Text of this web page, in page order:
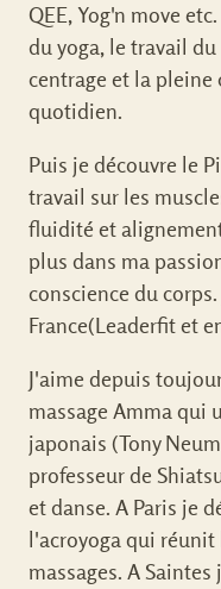
QEE, Yog'n move
du yoga, le travail
centrage et la
quotidien.
Puis je découvre le
travail sur les
fluidité et
plus dans ma
conscience du
France(Leaderfit et
J'aime depuis
massage Amma qui
japonais (Tony
professeur de
et danse. A Paris je
l'acroyoga qui réunit
massages. A